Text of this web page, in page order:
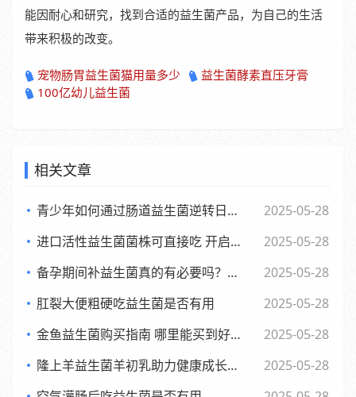
能因耐心和研究，找到合适的益生菌产品，为自己的生活
带来积极的改变。
宠物肠胃益生菌猫用量多少
益生菌酵素直压牙膏
100亿幼儿益生菌
相关文章
青少年如何通过肠道益生菌逆转日常倦怠，活力满满每一天
2025-05-28
进口活性益生菌菌株可直接吃 开启健康新体验
2025-05-28
备孕期间补益生菌真的有必要吗？了解背后的和科学依据
2025-05-28
肛裂大便粗硬吃益生菌是否有用
2025-05-28
金鱼益生菌购买指南 哪里能买到好用又实惠的金鱼益生菌
2025-05-28
隆上羊益生菌羊初乳助力健康成长的全新探索与应用
2025-05-28